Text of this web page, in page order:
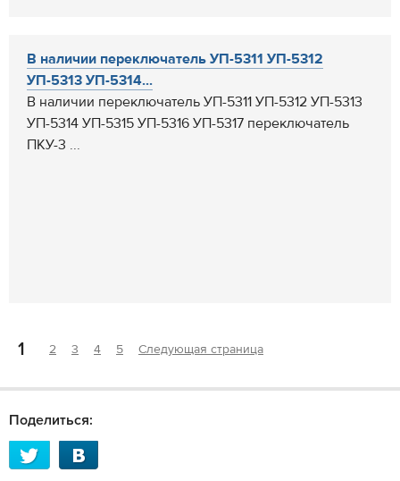
В наличии переключатель УП-5311 УП-5312
УП-5313 УП-5314...
В наличии переключатель УП-5311 УП-5312 УП-5313
УП-5314 УП-5315 УП-5316 УП-5317 переключатель
ПКУ-3 ...
1 2 3 4 5 Следующая страница
Поделиться: